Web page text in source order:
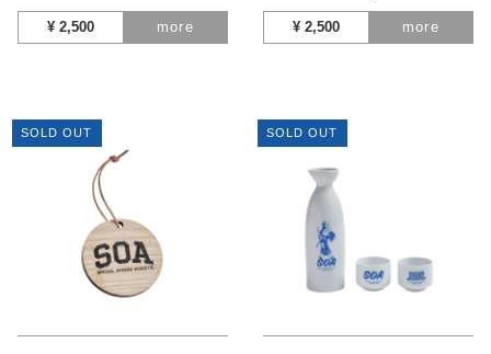
¥ 2,500 more ¥ 2,500 more
SOLD OUT SOLD OUT